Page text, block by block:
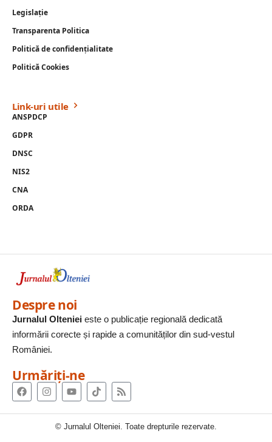
Legislație
Transparenta Politica
Politică de confidențialitate
Politică Cookies
Link-uri utile
ANSPDCP
GDPR
DNSC
NIS2
CNA
ORDA
Despre noi
Jurnalul Olteniei este o publicație regională dedicată
informării corecte și rapide a comunităților din sud-vestul
României.
Urmăriți-ne
© Jurnalul Olteniei. Toate drepturile rezervate.